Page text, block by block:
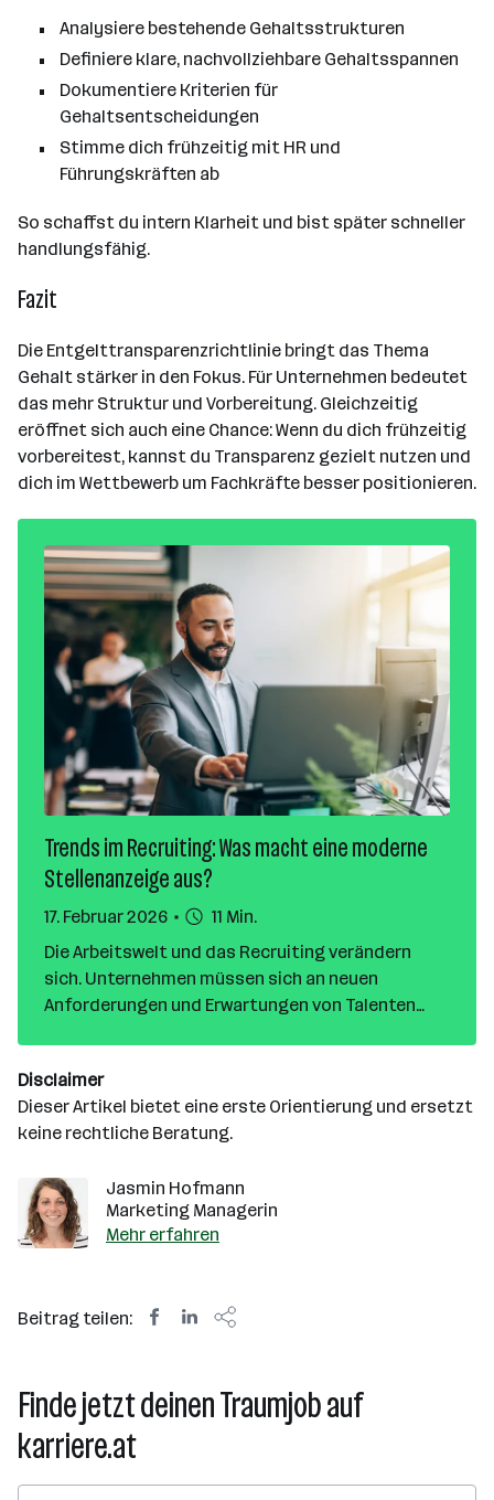
Analysiere bestehende Gehaltsstrukturen
Definiere klare, nachvollziehbare Gehaltsspannen
Dokumentiere Kriterien für
Gehaltsentscheidungen
Stimme dich frühzeitig mit HR und
Führungskräften ab
So schaffst du intern Klarheit und bist später schneller
handlungsfähig.
Fazit
Die Entgelttransparenzrichtlinie bringt das Thema
Gehalt stärker in den Fokus. Für Unternehmen bedeutet
das mehr Struktur und Vorbereitung. Gleichzeitig
eröffnet sich auch eine Chance: Wenn du dich frühzeitig
vorbereitest, kannst du Transparenz gezielt nutzen und
dich im Wettbewerb um Fachkräfte besser positionieren.
Trends im Recruiting: Was macht eine moderne
Stellenanzeige aus?
17. Februar 2026
11 Min.
Die Arbeitswelt und das Recruiting verändern
sich. Unternehmen müssen sich an neuen
Anforderungen und Erwartungen von Talenten
Ascheuer und Philip Ullmann über aktuelle Trends
im Recruiting und was eine moderne
Stellenanzeige ausmacht.
Disclaimer
Dieser Artikel bietet eine erste Orientierung und ersetzt
keine rechtliche Beratung.
Jasmin Hofmann
Marketing Managerin
Mehr erfahren
Beitrag teilen:
Finde jetzt deinen Traumjob auf
karriere.at